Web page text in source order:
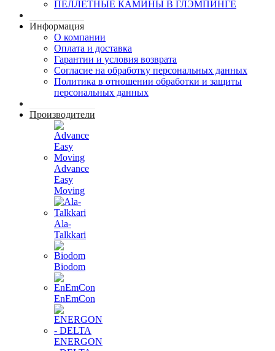
ПЕЛЛЕТНЫЕ КАМИНЫ В ГЛЭМПИНГЕ
Информация
О компании
Оплата и доставка
Гарантии и условия возврата
Согласие на обработку персональных данных
Политика в отношении обработки и защиты
персональных данных
Производители
Advance
Easy
Moving
Ala-
Talkkari
Biodom
EnEmCon
ENERGON